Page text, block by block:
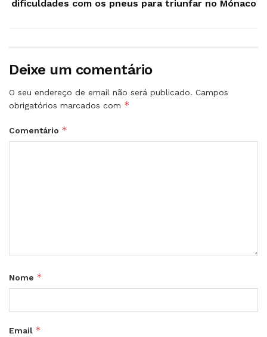
dificuldades com os pneus para triunfar no Mónaco
Deixe um comentário
O seu endereço de email não será publicado. Campos
obrigatórios marcados com *
Comentário *
Nome *
Email *